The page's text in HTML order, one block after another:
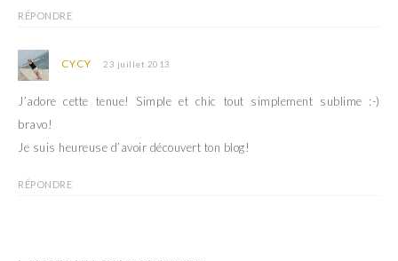
RÉPONDRE
CYCY 23 juillet 2013
J’adore cette tenue! Simple et chic tout simplement sublime :-)
bravo!
Je suis heureuse d’avoir découvert ton blog!
RÉPONDRE